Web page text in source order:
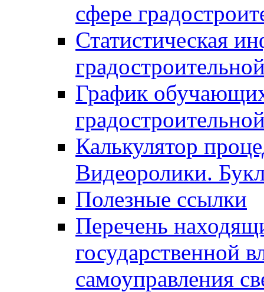
сфере
Статистическая
График
Калькулятор
Видеоролики.
Полезные ссылки
Перечень
государственной
самоуправления